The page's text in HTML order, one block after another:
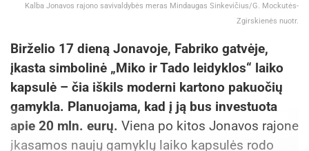
Kalba Jonavos rajono savivaldybės meras Mindaugas Sinkevičius/G. Mockutės-
Zgirskienės nuotr.
Birželio 17 dieną Jonavoje, Fabriko gatvėje,
įkasta simbolinė „Miko ir Tado leidyklos“ laiko
kapsulė – čia iškils moderni kartono pakuočių
gamykla. Planuojama, kad į ją bus investuota
apie 20 mln. eurų. Viena po kitos Jonavos rajone
įkasamos naujų gamyklų laiko kapsulės rodo